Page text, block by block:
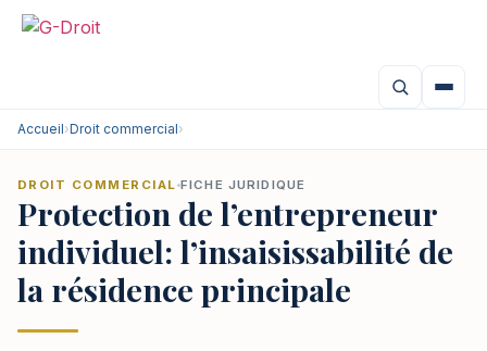
Accueil›Droit commercial›
DROIT COMMERCIAL FICHE JURIDIQUE
Protection de l’entrepreneur
individuel: l’insaisissabilité de
la résidence principale